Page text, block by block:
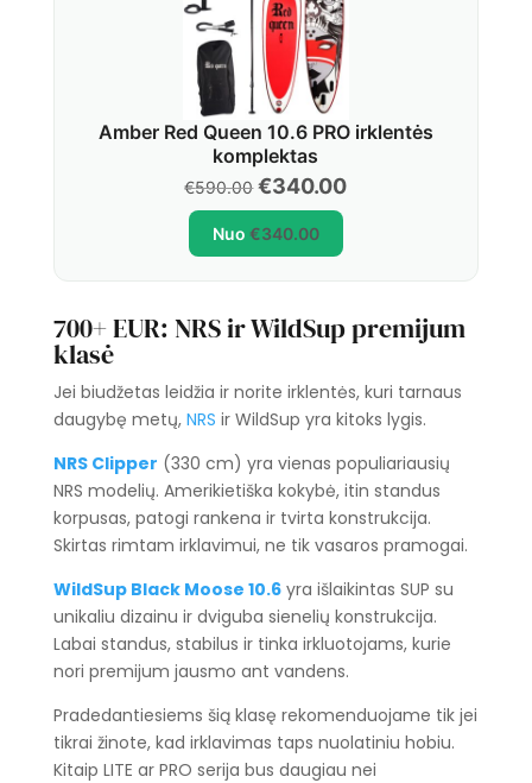
Amber Red Queen 10.6 PRO irklentės
komplektas
€590.00 Original
price
was:
€340.00Current
Nuo €340.00
700+ EUR: NRS ir WildSup premijum
klasė
Jei biudžetas leidžia ir norite irklentės, kuri tarnaus
daugybę metų, NRS ir WildSup yra kitoks lygis.
NRS Clipper (330 cm) yra vienas populiariausių
NRS modelių. Amerikietiška kokybė, itin standus
korpusas, patogi rankena ir tvirta konstrukcija.
Skirtas rimtam irklavimui, ne tik vasaros pramogai.
WildSup Black Moose 10.6yra išlaikintas SUP su
unikaliu dizainu ir dviguba sienelių konstrukcija.
Labai standus, stabilus ir tinka irkluotojams, kurie
nori premijum jausmo ant vandens.
Pradedantiesiems šią klasę rekomenduojame tik jei
tikrai žinote, kad irklavimas taps nuolatiniu hobiu.
Kitaip LITE ar PRO serija bus daugiau nei